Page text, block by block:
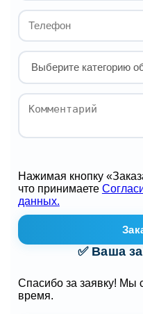
Нажимая кнопку
что принимаете
данных.
✅ Ваша
Спасибо за заявку! Мы
время.